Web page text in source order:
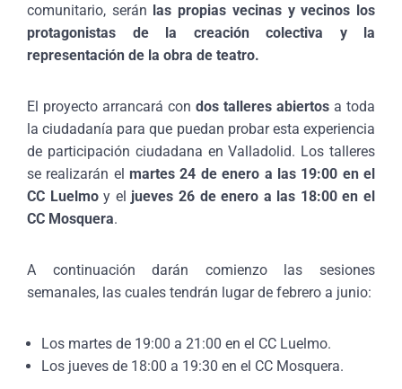
comunitario, serán las propias vecinas y vecinos los
protagonistas de la creación colectiva y la
representación de la obra de teatro.
El proyecto arrancará con dos talleres abiertos a toda
la ciudadanía para que puedan probar esta experiencia
de participación ciudadana en Valladolid. Los talleres
se realizarán elmartes 24 de enero a las 19:00 en el
CC Luelmoy el jueves 26 de enero a las 18:00 en el
CC Mosquera.
A continuación darán comienzo las sesiones
semanales, las cuales tendrán lugar de febrero a junio:
Los martes de 19:00 a 21:00 en el CC Luelmo.
Los jueves de 18:00 a 19:30 en el CC Mosquera.